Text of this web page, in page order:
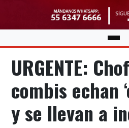
URGENTE:
combis echan
y se llevan a